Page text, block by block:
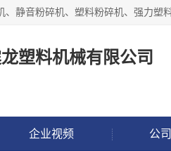
塑料机械有限公司
企业视频 公